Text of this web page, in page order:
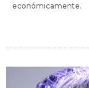
económicamente.